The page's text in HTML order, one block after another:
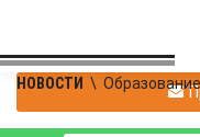
НОВОСТИ \ Образование